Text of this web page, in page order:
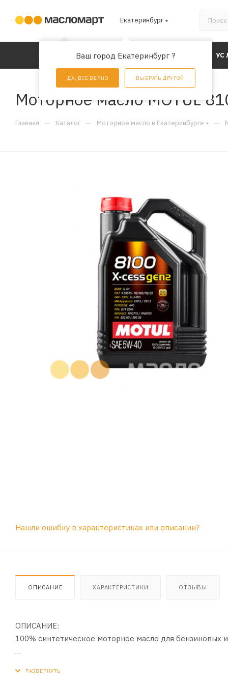
Екатеринбург
Ваш город Екатеринбург ?
ДА, ВСЕ ВЕРНО ВЫБРАТЬ ДРУГОЙ
КАТАЛОГ АКЦИИ
Моторное масло MOTUL
Главная — Каталог — Моторное масло в Екатеринбурге —
Нашли ошибку в характеристиках или описании?
ОПИСАНИЕ ХАРАКТЕРИСТИКИ ОТЗЫВЫ
ОПИСАНИЕ:
100% синтетическое моторное масло для бензиновых